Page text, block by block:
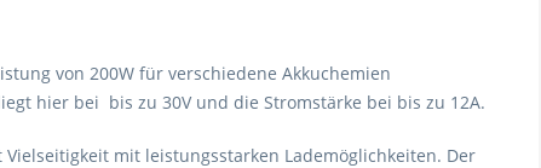
von 200W für verschiedene Akkuchemien
hier bei bis zu 30V und die Stromstärke bei bis zu 12A.
mit leistungsstarken Lademöglichkeiten. Der